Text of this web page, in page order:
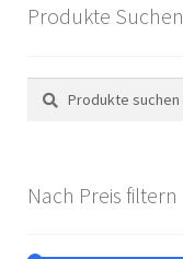
Produkte Suchen
Suchen
nach:
Suchen
Nach Preis filtern